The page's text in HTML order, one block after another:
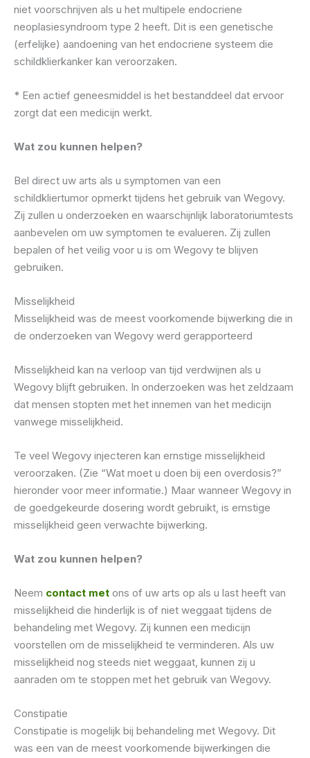
niet voorschrijven als u het multipele endocriene
neoplasiesyndroom type 2 heeft. Dit is een genetische
(erfelijke) aandoening van het endocriene systeem die
schildklierkanker kan veroorzaken.
* Een actief geneesmiddel is het bestanddeel dat ervoor
zorgt dat een medicijn werkt.
Wat zou kunnen helpen?
Bel direct uw arts als u symptomen van een
schildkliertumor opmerkt tijdens het gebruik van Wegovy.
Zij zullen u onderzoeken en waarschijnlijk laboratoriumtests
aanbevelen om uw symptomen te evalueren. Zij zullen
bepalen of het veilig voor u is om Wegovy te blijven
gebruiken.
Misselijkheid
Misselijkheid was de meest voorkomende bijwerking die in
de onderzoeken van Wegovy werd gerapporteerd
Misselijkheid kan na verloop van tijd verdwijnen als u
Wegovy blijft gebruiken. In onderzoeken was het zeldzaam
dat mensen stopten met het innemen van het medicijn
vanwege misselijkheid.
Te veel Wegovy injecteren kan ernstige misselijkheid
veroorzaken. (Zie “Wat moet u doen bij een overdosis?”
hieronder voor meer informatie.) Maar wanneer Wegovy in
de goedgekeurde dosering wordt gebruikt, is ernstige
misselijkheid geen verwachte bijwerking.
Wat zou kunnen helpen?
Neem contact met ons of uw arts op als u last heeft van
misselijkheid die hinderlijk is of niet weggaat tijdens de
behandeling met Wegovy. Zij kunnen een medicijn
voorstellen om de misselijkheid te verminderen. Als uw
misselijkheid nog steeds niet weggaat, kunnen zij u
aanraden om te stoppen met het gebruik van Wegovy.
Constipatie
Constipatie is mogelijk bij behandeling met Wegovy. Dit
was een van de meest voorkomende bijwerkingen die